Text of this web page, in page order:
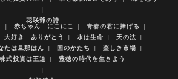
花咲爺の詩
赤ちゃん にこにこ
青春の君に捧げる
大好き ありがとう 水は生命
天の法
たは旦那はん 国のかたち
楽しき市場
株式投資は王道 豊徳の時代を生きよう